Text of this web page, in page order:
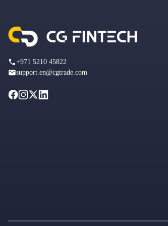
+971 5210 45822
support.en@cgtrade.com